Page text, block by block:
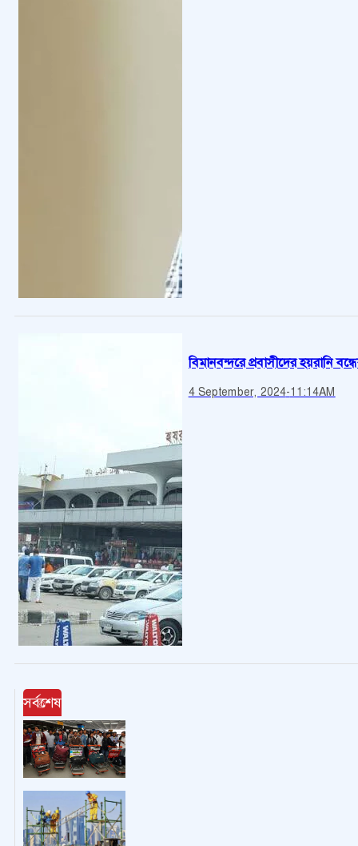
বিমানবন্দরে প্রবাসীদের হয়রানি
4 September, 2024-11:14AM
সর্বশেষ